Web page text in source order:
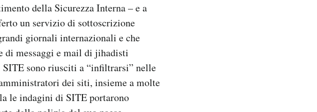
della Sicurezza Interna – e a
un servizio di sottoscrizione
giornali internazionali e che
di messaggi e mail di jihadisti
sono riusciti a “infiltrarsi” nelle
dei siti, insieme a molte
le indagini di SITE portarono